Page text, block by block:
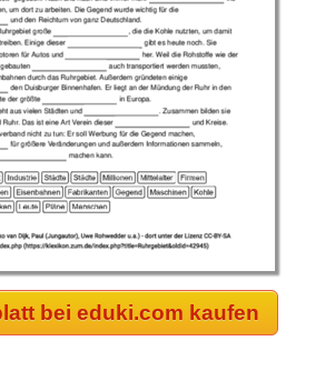
bei eduki.com kaufen